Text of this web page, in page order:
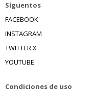
Síguentos
FACEBOOK
INSTAGRAM
TWITTER X
YOUTUBE
Condiciones de uso